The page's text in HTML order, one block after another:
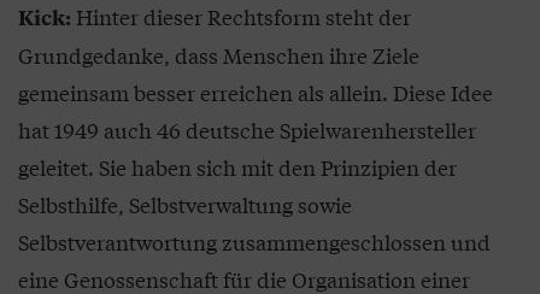
Kick: Hinter dieser Rechtsform steht der
Grundgedanke, dass Menschen ihre Ziele
gemeinsam besser erreichen als allein. Diese Idee
hat 1949 auch 46 deutsche Spielwarenhersteller
geleitet. Sie haben sich mit den Prinzipien der
Selbsthilfe, Selbstverwaltung sowie
Selbstverantwortung zusammengeschlossen und
eine Genossenschaft für die Organisation einer